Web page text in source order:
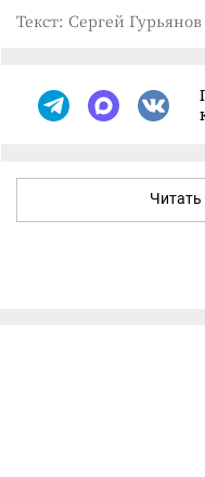
Текст: Сергей Гурьянов